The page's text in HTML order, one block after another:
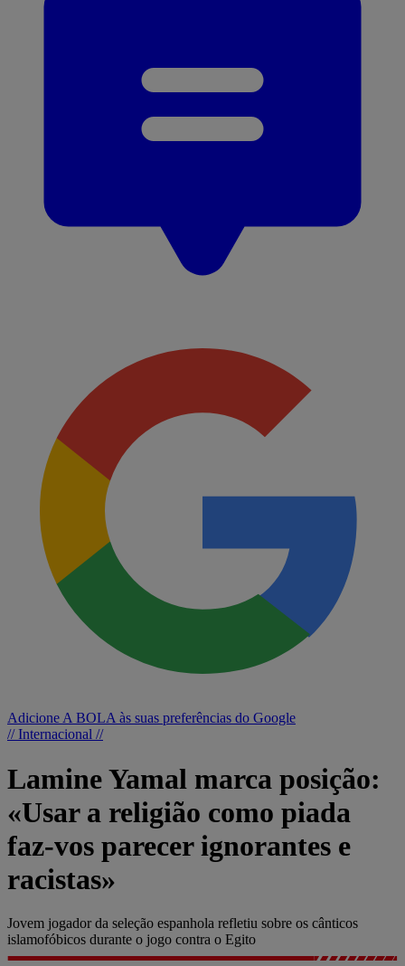
Adicione A BOLA às suas preferências do Google
// Internacional //
Lamine Yamal marca posição:
«Usar a religião como piada
faz-vos parecer ignorantes e
racistas»
Jovem jogador da seleção espanhola refletiu sobre os cânticos
islamofóbicos durante o jogo contra o Egito